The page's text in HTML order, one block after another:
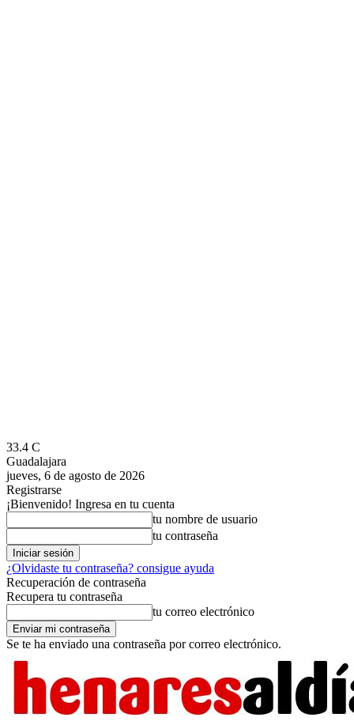
33.4 C
Guadalajara
jueves, 6 de agosto de 2026
Registrarse
¡Bienvenido! Ingresa en tu cuenta
tu nombre de usuario
tu contraseña
¿Olvidaste tu contraseña? consigue ayuda
Recuperación de contraseña
Recupera tu contraseña
tu correo electrónico
Se te ha enviado una contraseña por correo electrónico.